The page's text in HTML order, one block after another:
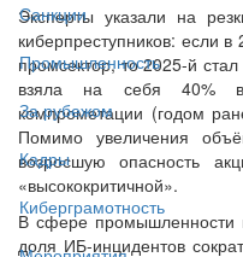
Санкции
Промышленность
За рубежом
Кадры
Киберграмотность
Эксперты указали на
киберпреступников: если
промсектор, то 2025-й
взяла на себя 40%
компрометации (годом
Помимо увеличения
возросшую опасность
«высококритичной».
В сфере промышленности
доля ИБ-инцидентов